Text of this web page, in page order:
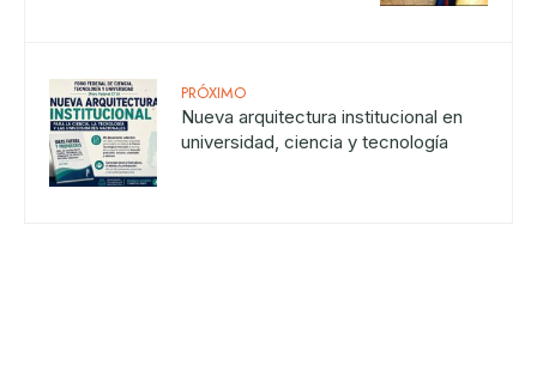
PRÓXIMO
Nueva arquitectura institucional en
universidad, ciencia y tecnología